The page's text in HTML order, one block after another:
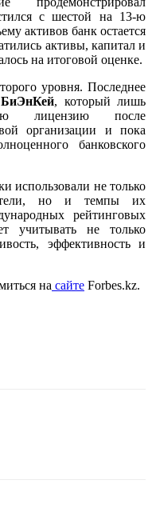
с шестой на 13-ю
активов банк остается
активы, капитал и
на итоговой оценке.
уровня. Последнее
, который лишь
лицензию после
организации и пока
банковского
использовали не только
но и темпы их
рейтинговых
учитывать не только
эффективность и
на сайте Forbes.kz.